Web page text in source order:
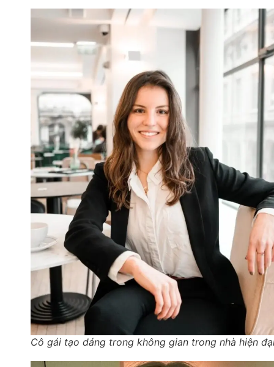
Cô gái tạo dáng trong không gian trong nhà hiện